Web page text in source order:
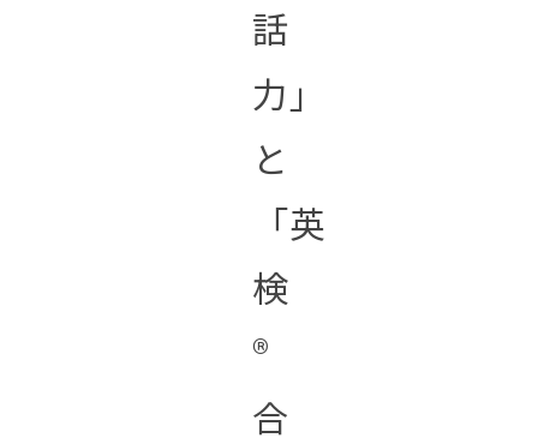
話
力」
と
「英
検
®︎
合